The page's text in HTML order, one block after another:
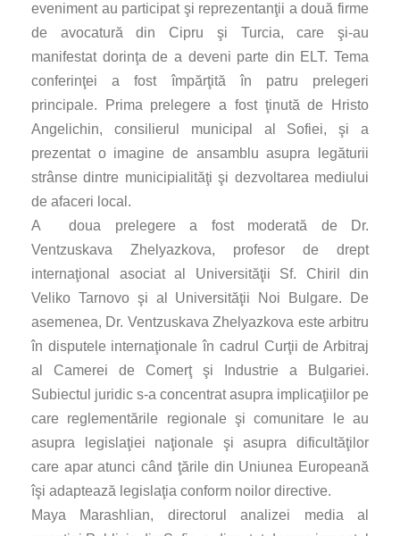
eveniment au participat şi reprezentanţii a două firme
de avocatură din Cipru şi Turcia, care şi-au
manifestat dorinţa de a deveni parte din ELT. Tema
conferinţei a fost împărţită în patru prelegeri
principale. Prima prelegere a fost ţinută de Hristo
Angelichin, consilierul municipal al Sofiei, şi a
prezentat o imagine de ansamblu asupra legăturii
strânse dintre municipialităţi şi dezvoltarea mediului
de afaceri local.
A doua prelegere a fost moderată de Dr.
Ventzuskava Zhelyazkova, profesor de drept
internaţional asociat al Universităţii Sf. Chiril din
Veliko Tarnovo şi al Universităţii Noi Bulgare. De
asemenea, Dr. Ventzuskava Zhelyazkova este arbitru
în disputele internaţionale în cadrul Curţii de Arbitraj
al Camerei de Comerţ şi Industrie a Bulgariei.
Subiectul juridic s-a concentrat asupra implicaţiilor pe
care reglementările regionale şi comunitare le au
asupra legislaţiei naţionale şi asupra dificultăţilor
care apar atunci când ţările din Uniunea Europeană
îşi adaptează legislaţia conform noilor directive.
Maya Marashlian, directorul analizei media al